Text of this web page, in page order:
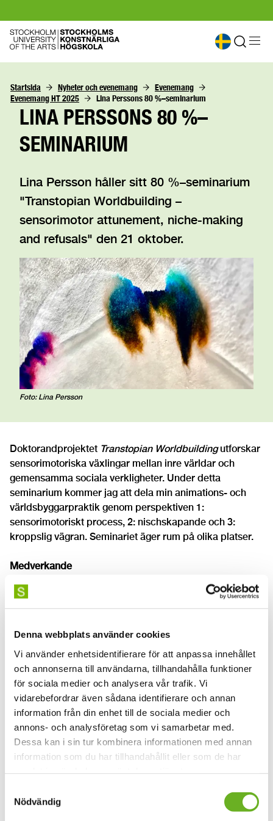
Denna webbplats använder cookies
Vi använder enhetsidentifierare för att anpassa innehållet
och annonserna till användarna, tillhandahålla funktioner
för sociala medier och analysera vår trafik. Vi
vidarebefordrar även sådana identifierare och annan
information från din enhet till de sociala medier och
annons- och analysföretag som vi samarbetar med.
Dessa kan i sin tur kombinera informationen med annan
information som du har tillhandahållit eller som de har
Nödvändig
Startsida Nyheter och evenemang
Evenemang
Evenemang HT 2025
Lina Perssons 80 %–seminarium
LINA PERSSONS 80 %–
SEMINARIUM
Lina Persson håller sitt 80 %–seminarium
"Transtopian Worldbuilding –
sensorimotor attunement, niche-making
and refusals" den 21 oktober.
Foto: Lina Persson
Doktorandprojektet Transtopian Worldbuildingutforskar
sensorimotoriska växlingar mellan inre världar och
gemensamma sociala verkligheter. Under detta
seminarium kommer jag att dela min animations- och
världsbyggarpraktik genom perspektiven 1:
sensorimotoriskt process, 2: nischskapande och 3:
kroppslig vägran. Seminariet äger rum på olika platser.
Medverkande
Handledare: Sher Doruff
Artist: Nedine Kachornnamsong
Kontaktalina.persson@uniarts.seför anmälan och mer
information.
Lina Perssons doktorandprojekt